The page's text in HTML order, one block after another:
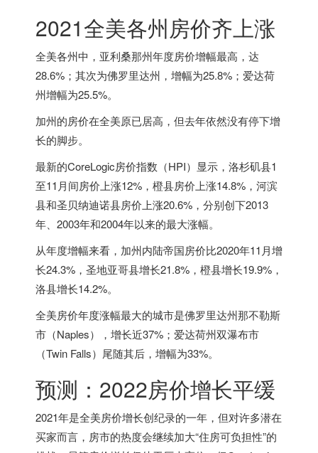
2021全美各州房价齐上涨
全美各州中，亚利桑那州年度房价增幅最高，达
28.6%；其次为佛罗里达州，增幅为25.8%；爱达荷
州增幅为25.5%。
加州的房价在全美原已居高，但去年依然没有停下增
长的脚步。
最新的CoreLogic房价指数（HPI）显示，洛杉矶县1
至11月间房价上涨12%，橙县房价上涨14.8%，河滨
县和圣贝纳迪诺县房价上涨20.6%，分别创下2013
年、2003年和2004年以来的最大涨幅。
从年度增幅来看，加州内陆帝国房价比2020年11月增
长24.3%，圣地亚哥县增长21.8%，橙县增长19.9%，
洛县增长14.2%。
全美房价年度涨幅最大的城市是佛罗里达州那不勒斯
市（Naples），增长近37%；爱达荷州双瀑布市
（Twin Falls）尾随其后，增幅为33%。
预测：2022房价增长平缓
2021年是全美房价增长创纪录的一年，但对许多潜在
买家而言，房市的热度会继续加大“住房可负担性”的